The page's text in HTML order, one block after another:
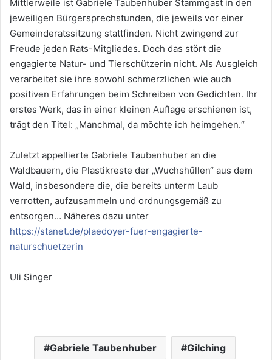
Mittlerweile ist Gabriele Taubenhuber Stammgast in den
jeweiligen Bürgersprechstunden, die jeweils vor einer
Gemeinderatssitzung stattfinden. Nicht zwingend zur
Freude jeden Rats-Mitgliedes. Doch das stört die
engagierte Natur- und Tierschützerin nicht. Als Ausgleich
verarbeitet sie ihre sowohl schmerzlichen wie auch
positiven Erfahrungen beim Schreiben von Gedichten. Ihr
erstes Werk, das in einer kleinen Auflage erschienen ist,
trägt den Titel: „Manchmal, da möchte ich heimgehen.“
Zuletzt appellierte Gabriele Taubenhuber an die
Waldbauern, die Plastikreste der „Wuchshüllen“ aus dem
Wald, insbesondere die, die bereits unterm Laub
verrotten, aufzusammeln und ordnungsgemäß zu
entsorgen… Näheres dazu unter
https://stanet.de/plaedoyer-fuer-engagierte-
naturschuetzerin
Uli Singer
Gabriele Taubenhuber Gilching